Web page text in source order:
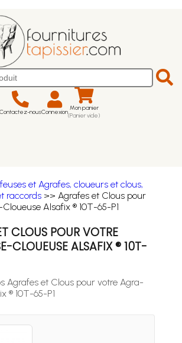
Contactez-nousConnexion Mon panier
(Panier vide)
et Agrafes, cloueurs et clous,
raccords >> Agrafes et Clous pour
Alsafix ® 10T-65-P1
CLOUS POUR VOTRE
CLOUEUSE ALSAFIX ® 10T-
Agrafes et Clous pour votre Agra-
® 10T-65-P1